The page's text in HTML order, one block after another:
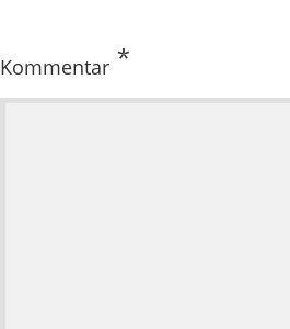
Kommentar *